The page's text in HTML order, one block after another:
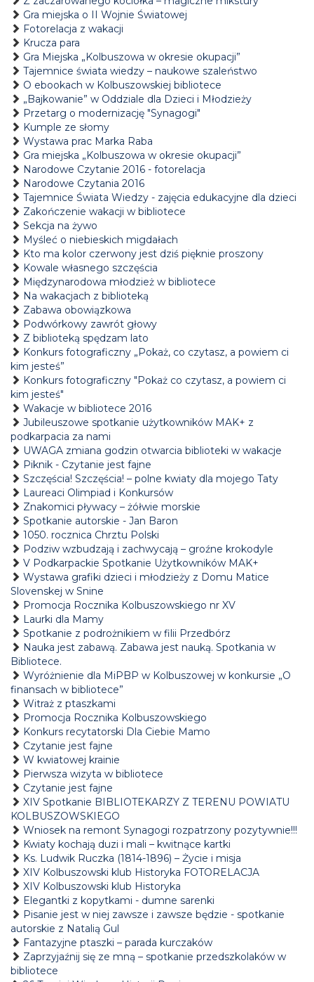
Gra miejska o II Wojnie Światowej
Fotorelacja z wakacji
Krucza para
Gra Miejska „Kolbuszowa w okresie okupacji”
Tajemnice świata wiedzy – naukowe szaleństwo
O ebookach w Kolbuszowskiej bibliotece
„Bajkowanie” w Oddziale dla Dzieci i Młodzieży
Przetarg o modernizację "Synagogi"
Kumple ze słomy
Wystawa prac Marka Raba
Gra miejska „Kolbuszowa w okresie okupacji”
Narodowe Czytanie 2016 - fotorelacja
Narodowe Czytania 2016
Tajemnice Świata Wiedzy - zajęcia edukacyjne dla dzieci
Zakończenie wakacji w bibliotece
Sekcja na żywo
Myśleć o niebieskich migdałach
Kto ma kolor czerwony jest dziś pięknie proszony
Kowale własnego szczęścia
Międzynarodowa młodzież w bibliotece
Na wakacjach z biblioteką
Zabawa obowiązkowa
Podwórkowy zawrót głowy
Z biblioteką spędzam lato
Konkurs fotograficzny „Pokaż, co czytasz, a powiem ci
kim jesteś”
Konkurs fotograficzny "Pokaż co czytasz, a powiem ci
kim jesteś"
Wakacje w bibliotece 2016
Jubileuszowe spotkanie użytkowników MAK+ z
podkarpacia za nami
UWAGA zmiana godzin otwarcia biblioteki w wakacje
Piknik - Czytanie jest fajne
Szczęścia! Szczęścia! – polne kwiaty dla mojego Taty
Laureaci Olimpiad i Konkursów
Znakomici pływacy – żółwie morskie
Spotkanie autorskie - Jan Baron
1050. rocznica Chrztu Polski
Podziw wzbudzają i zachwycają – groźne krokodyle
V Podkarpackie Spotkanie Użytkowników MAK+
Wystawa grafiki dzieci i młodzieży z Domu Matice
Slovenskej w Snine
Promocja Rocznika Kolbuszowskiego nr XV
Laurki dla Mamy
Spotkanie z podrożnikiem w filii Przedbórz
Nauka jest zabawą. Zabawa jest nauką. Spotkania w
Bibliotece.
Wyróżnienie dla MiPBP w Kolbuszowej w konkursie „O
finansach w bibliotece”
Witraż z ptaszkami
Promocja Rocznika Kolbuszowskiego
Konkurs recytatorski Dla Ciebie Mamo
Czytanie jest fajne
W kwiatowej krainie
Pierwsza wizyta w bibliotece
Czytanie jest fajne
XIV Spotkanie BIBLIOTEKARZY Z TERENU POWIATU
KOLBUSZOWSKIEGO
Wniosek na remont Synagogi rozpatrzony pozytywnie!!!
Kwiaty kochają duzi i mali – kwitnące kartki
Ks. Ludwik Ruczka (1814-1896) – Życie i misja
XIV Kolbuszowski klub Historyka FOTORELACJA
XIV Kolbuszowski klub Historyka
Elegantki z kopytkami - dumne sarenki
Pisanie jest w niej zawsze i zawsze będzie - spotkanie
autorskie z Natalią Gul
Fantazyjne ptaszki – parada kurczaków
Zaprzyjaźnij się ze mną – spotkanie przedszkolaków w
bibliotece